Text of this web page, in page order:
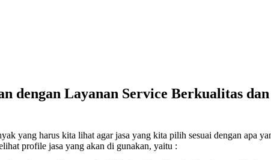
dengan Layanan Service Berkualitas
yang harus kita lihat agar jasa yang kita pilih sesuai dengan apa
profile jasa yang akan di gunakan, yaitu :